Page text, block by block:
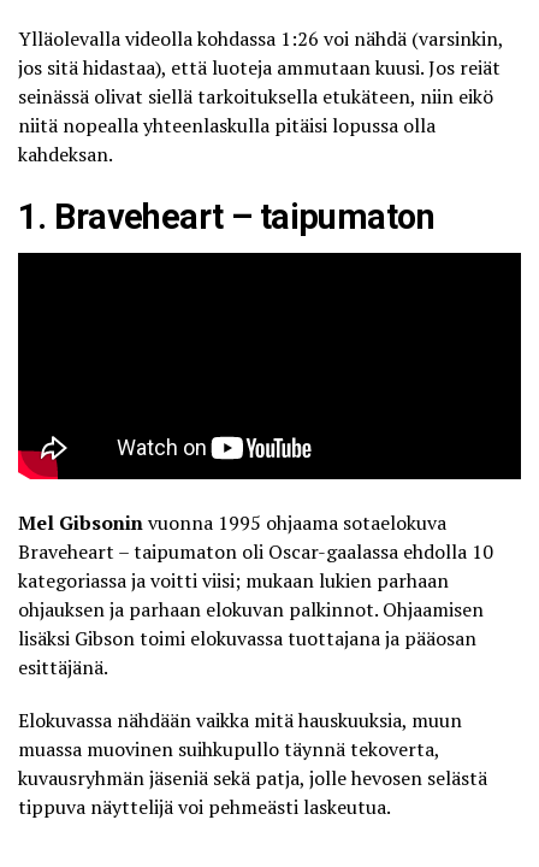
Ylläolevalla videolla kohdassa 1:26 voi nähdä (varsinkin,
jos sitä hidastaa), että luoteja ammutaan kuusi. Jos reiät
seinässä olivat siellä tarkoituksella etukäteen, niin eikö
niitä nopealla yhteenlaskulla pitäisi lopussa olla
kahdeksan.
1. Braveheart – taipumaton
Mel Gibsoninvuonna 1995 ohjaama sotaelokuva
Braveheart – taipumaton oli Oscar-gaalassa ehdolla 10
kategoriassa ja voitti viisi; mukaan lukien parhaan
ohjauksen ja parhaan elokuvan palkinnot. Ohjaamisen
lisäksi Gibson toimi elokuvassa tuottajana ja pääosan
esittäjänä.
Elokuvassa nähdään vaikka mitä hauskuuksia, muun
muassa muovinen suihkupullo täynnä tekoverta,
kuvausryhmän jäseniä sekä patja, jolle hevosen selästä
tippuva näyttelijä voi pehmeästi laskeutua.